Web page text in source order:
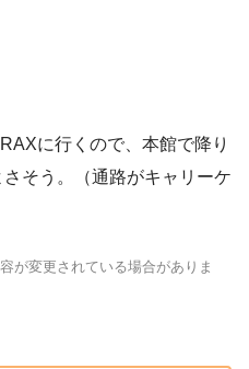
に行くので、本館で降り
そう。（通路がキャリーケ
が変更されている場合がありま